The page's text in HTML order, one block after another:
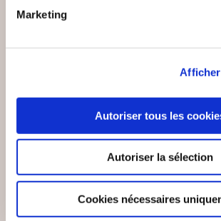
Marketing
Autoriser tous les
Autoriser la sélection
Cookies nécessaires